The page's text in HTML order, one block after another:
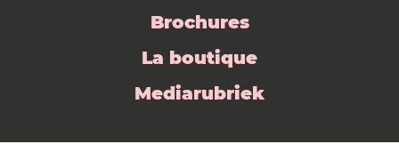
Brochures
La boutique
Mediarubriek